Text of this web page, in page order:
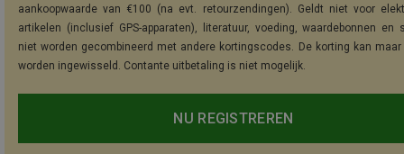
aankoopwaarde van €100 (na evt. retourzendingen). Geldt niet voor
artikelen (inclusief GPS-apparaten), literatuur, voeding, waardebonnen en
niet worden gecombineerd met andere kortingscodes. De korting kan maar
worden ingewisseld. Contante uitbetaling is niet mogelijk.
NU REGISTREREN